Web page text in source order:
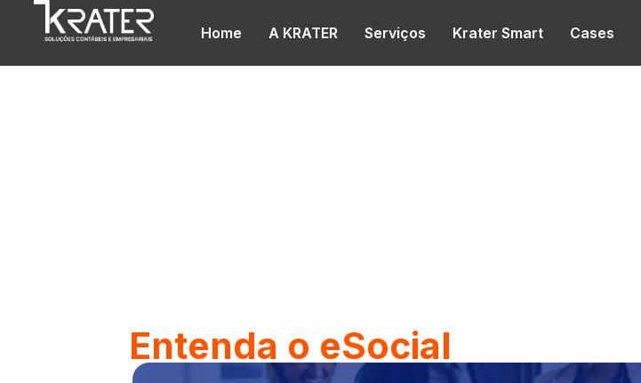
Home A KRATER Serviços Krater Smart Cases
Entenda o eSocial